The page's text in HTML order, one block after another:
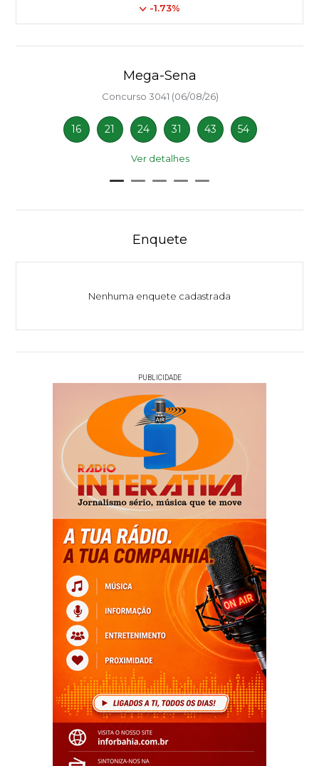
-1.73%
Mega-Sena
Concurso 3041 (06/08/26)
16 21 24 31 43 54
Ver detalhes
Enquete
Nenhuma enquete cadastrada
PUBLICIDADE